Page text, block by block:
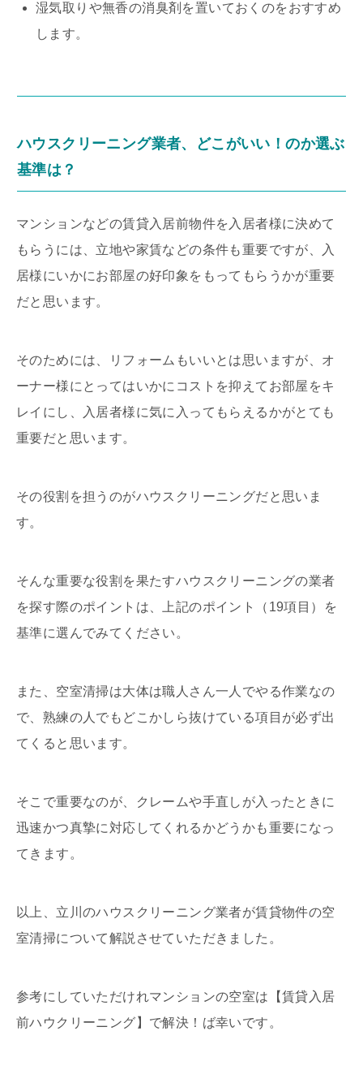
湿気取りや無香の消臭剤を置いておくのをおすすめ
します。
ハウスクリーニング業者、どこがいい！のか選ぶ
基準は？
マンションなどの賃貸入居前物件を入居者様に決めて
もらうには、立地や家賃などの条件も重要ですが、入
居様にいかにお部屋の好印象をもってもらうかが重要
だと思います。
そのためには、リフォームもいいとは思いますが、オ
ーナー様にとってはいかにコストを抑えてお部屋をキ
レイにし、入居者様に気に入ってもらえるかがとても
重要だと思います。
その役割を担うのがハウスクリーニングだと思いま
す。
そんな重要な役割を果たすハウスクリーニングの業者
を探す際のポイントは、上記のポイント（19項目）を
基準に選んでみてください。
また、空室清掃は大体は職人さん一人でやる作業なの
で、熟練の人でもどこかしら抜けている項目が必ず出
てくると思います。
そこで重要なのが、クレームや手直しが入ったときに
迅速かつ真摯に対応してくれるかどうかも重要になっ
てきます。
以上、立川のハウスクリーニング業者が賃貸物件の空
室清掃について解説させていただきました。
参考にしていただけれマンションの空室は【賃貸入居
前ハウクリーニング】で解決！ば幸いです。